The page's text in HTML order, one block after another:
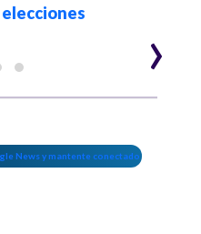
elecciones
›
News y mantente conectado